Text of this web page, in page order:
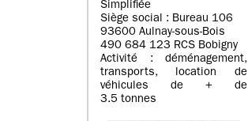
Simplifiée
Siège social : Bureau 106
93600 Aulnay-sous-Bois
490 684 123 RCS Bobigny
Activité : déménagement,
transports, location de
véhicules de + de
3.5 tonnes